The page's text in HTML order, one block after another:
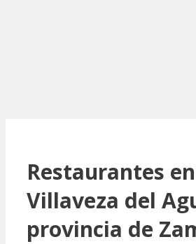
Restaurantes en
Villaveza del
provincia de